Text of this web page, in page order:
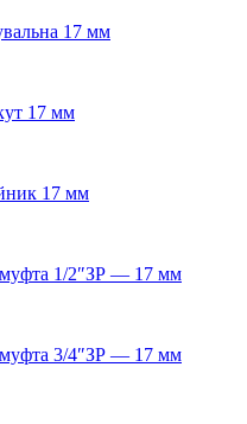
17 мм
17 мм
17 мм
1/2″ЗР — 17 мм
3/4″ЗР — 17 мм